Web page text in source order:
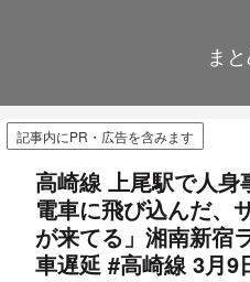
ま
記事内にPR・広告を含みます
高崎線 上尾駅で人
電車に飛び込んだ、
が来てる」湘南新宿
車遅延 #高崎線 3月9